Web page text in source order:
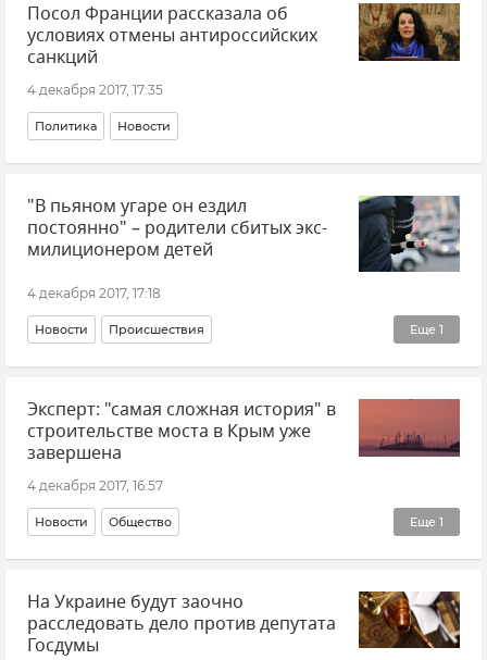
Посол Франции рассказала об
условиях отмены антироссийских
санкций
4 декабря 2017, 17:35
Политика Новости
"В пьяном угаре он ездил
постоянно" – родители сбитых экс-
милиционером детей
4 декабря 2017, 17:18
Еще 1
Новости Происшествия
Ремонт и строительство дорог в Крыму
Эксперт: "самая сложная история" в
строительстве моста в Крым уже
завершена
4 декабря 2017, 16:57
Еще 1
Новости Общество
Строительство моста через Керченский пролив
На Украине будут заочно
расследовать дело против депутата
Госдумы